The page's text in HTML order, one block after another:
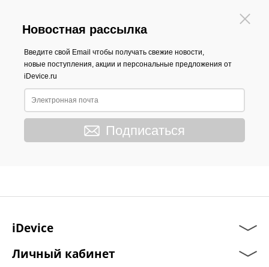
Новостная рассылка
Введите свой Email чтобы получать свежие новости,
новые поступления, акции и персональные предложения от
iDevice.ru
Подписаться
iDevice
Личный кабинет